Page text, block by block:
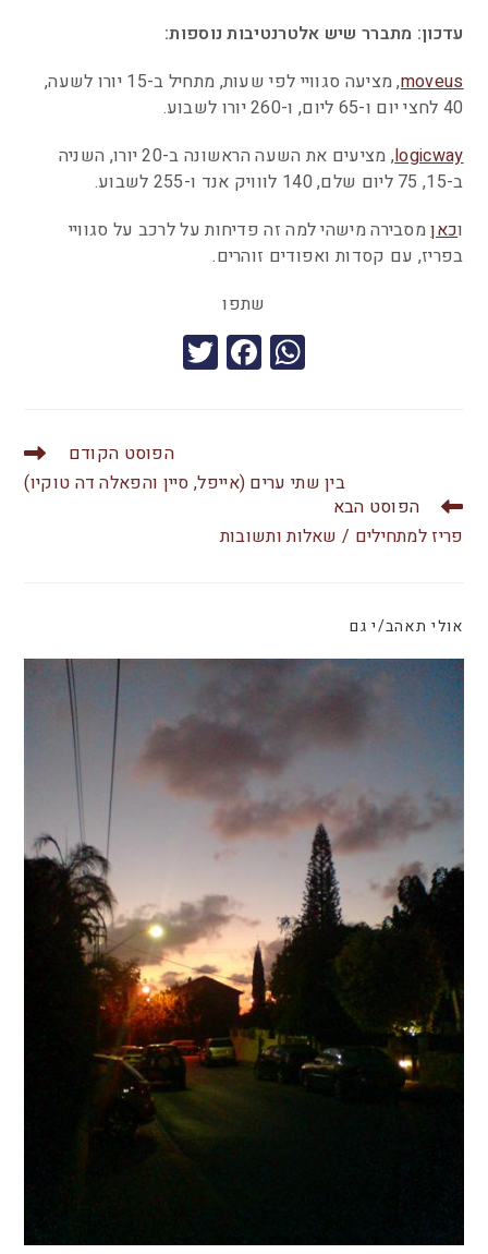
עדכון: מתברר שיש אלטרנטיבות נוספות:
moveus
, מציעה סגוויי לפי שעות, מתחיל ב-15 יורו לשעה,
40 לחצי יום ו-65 ליום, ו-260 יורו לשבוע.
logicway
, מציעים את השעה הראשונה ב-20 יורו, השניה
ב-15, 75 ליום שלם, 140 לווויק אנד ו-255 לשבוע.
וכאןמסבירה מישהי למה זה פדיחות על לרכב על סגוויי
בפריז, עם קסדות ואפודים זוהרים.
שתפו
W
h
A
p
F
a
b
er
הפוסט הקודם
בין שתי ערים (אייפל, סיין והפאלה דה טוקיו)
הפוסט הבא
פריז למתחילים / שאלות ותשובות
אולי תאהב/י גם